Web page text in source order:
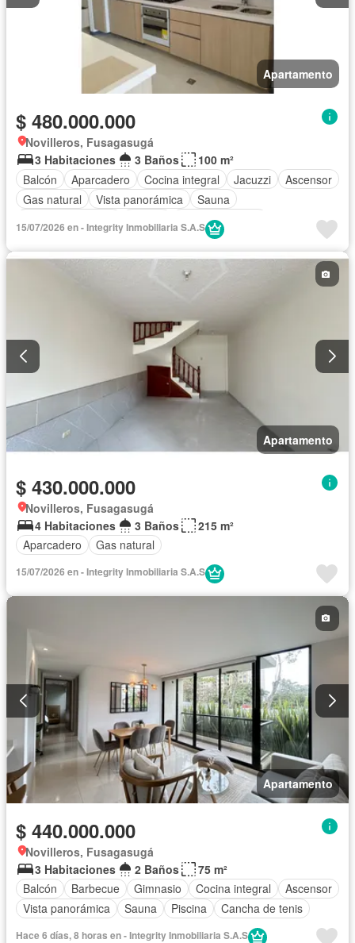
Apartamento
$ 480.000.000
Novilleros, Fusagasugá
3 Habitaciones
3 Baños
100 m²
Balcón
Aparcadero Cocina integral Jacuzzi
Ascensor
Gas natural
Vista panorámica
Sauna
Cancha de tenis
15/07/2026 en - Integrity Inmobiliaria S.A.S
Apartamento
$ 430.000.000
Novilleros, Fusagasugá
4 Habitaciones
3 Baños
215 m²
Aparcadero
Gas natural
15/07/2026 en - Integrity Inmobiliaria S.A.S
Apartamento
$ 440.000.000
Novilleros, Fusagasugá
3 Habitaciones
2 Baños
75 m²
Balcón
Barbecue Gimnasio Cocina integral
Ascensor
Vista panorámica
Sauna Piscina Cancha de tenis
Hace 6 días, 8 horas en - Integrity Inmobiliaria S.A.S